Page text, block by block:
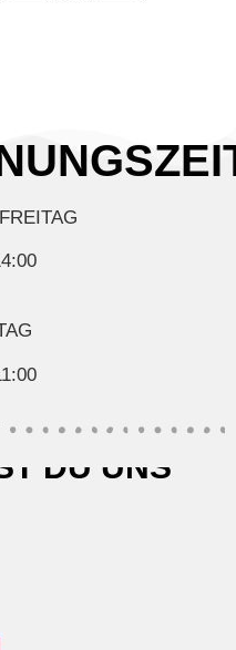
DU UNS